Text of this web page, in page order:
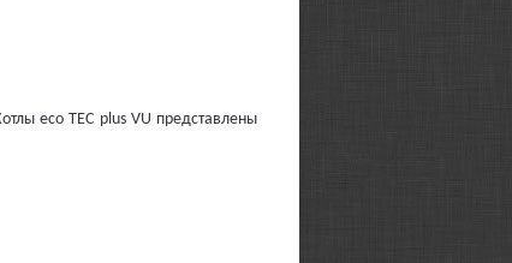
eco TEC plus VU представлены